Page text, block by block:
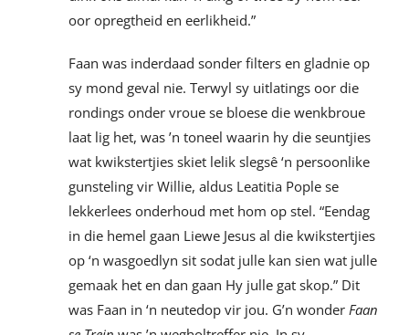
oor opregtheid en eerlikheid.”
Faan was inderdaad sonder filters en gladnie op
sy mond geval nie. Terwyl sy uitlatings oor die
rondings onder vroue se bloese die wenkbroue
laat lig het, was ’n toneel waarin hy die seuntjies
wat kwikstertjies skiet lelik slegsê ‘n persoonlike
gunsteling vir Willie, aldus Leatitia Pople se
lekkerlees onderhoud met hom op stel. “Eendag
in die hemel gaan Liewe Jesus al die kwikstertjies
op ‘n wasgoedlyn sit sodat julle kan sien wat julle
gemaak het en dan gaan Hy julle gat skop.” Dit
was Faan in ‘n neutedop vir jou. G’n wonder Faan